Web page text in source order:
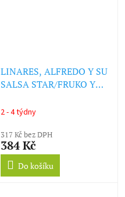
LINARES, ALFREDO Y SU
SALSA STAR/FRUKO Y
TIAHUANACO (SPLIT)
2 - 4 týdny
317 Kč bez DPH
384 Kč
Do košíku